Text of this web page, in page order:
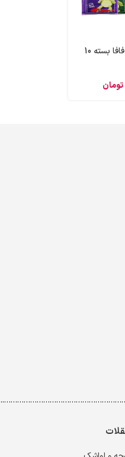
لواشک بزرگ لاک پشتی فافا بسته 10
تومان